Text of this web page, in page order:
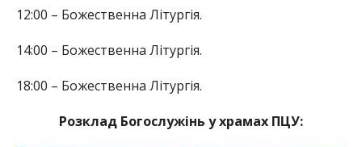
12:00 – Божественна Літургія.
14:00 – Божественна Літургія.
18:00 – Божественна Літургія.
Розклад Богослужінь у храмах ПЦУ: